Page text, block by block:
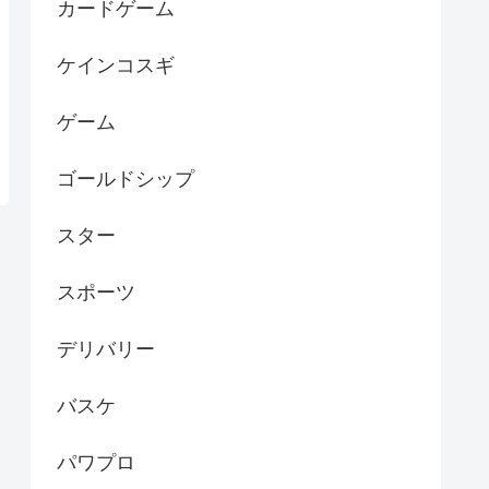
カードゲーム
ケインコスギ
ゲーム
ゴールドシップ
スター
スポーツ
デリバリー
バスケ
パワプロ